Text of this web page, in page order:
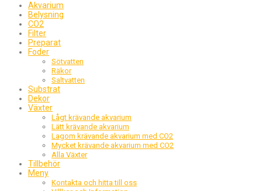
Akvarium
Belysning
CO2
Filter
Preparat
Foder
Sötvatten
Räkor
Saltvatten
Substrat
Dekor
Växter
Lågt krävande akvarium
Lätt krävande akvarium
Lagom krävande akvarium med CO2
Mycket krävande akvarium med CO2
Alla Växter
Tillbehör
Meny
Kontakta och hitta till oss